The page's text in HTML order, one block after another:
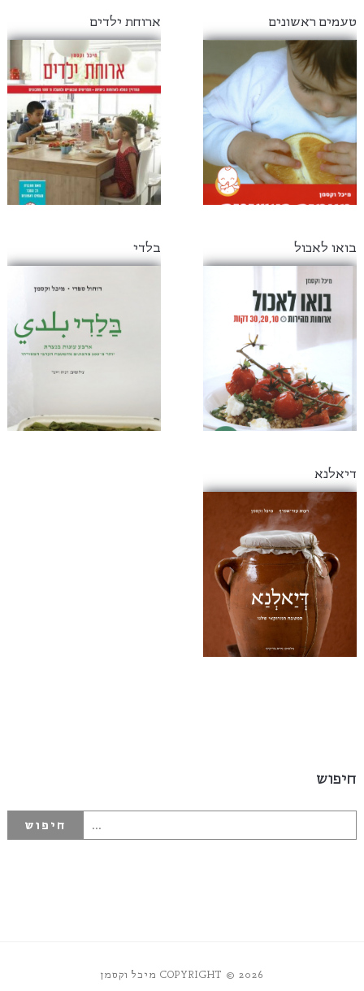
טעמים ראשונים ארוחת ילדים
בואו לאכול בלדי
דיאלנא
חיפוש
COPYRIGHT © 2026 מיכל וקסמן